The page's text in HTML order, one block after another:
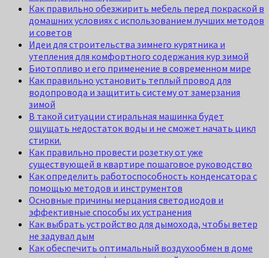
Как правильно обезжирить мебель перед покраской в
домашних условиях с использованием лучших методов
и советов
Идеи для строительства зимнего курятника и
утепления для комфортного содержания кур зимой
Биотопливо и его применение в современном мире
Как правильно установить теплый провод для
водопровода и защитить систему от замерзания
зимой
В такой ситуации стиральная машинка будет
ощущать недостаток воды и не сможет начать цикл
стирки.
Как правильно провести розетку от уже
существующей в квартире пошаговое руководство
Как определить работоспособность конденсатора с
помощью методов и инструментов
Основные причины мерцания светодиодов и
эффективные способы их устранения
Как выбрать устройство для дымохода, чтобы ветер
не задувал дым
Как обеспечить оптимальный воздухообмен в доме